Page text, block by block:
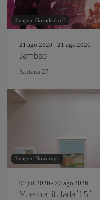
Imagen: Gorodenkoff
21 ago 2026 - 21 ago 2026
Jambao
Santana 27
Imagen: Nowaczyk
03 jul 2026 - 27 ago 2026
Muestra titulada '15.'